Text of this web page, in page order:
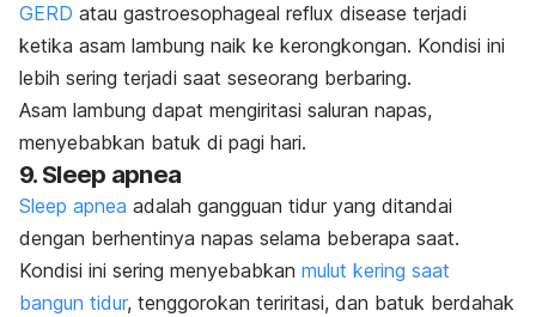
GERD atau gastroesophageal reflux disease terjadi
ketika asam lambung naik ke kerongkongan. Kondisi ini
lebih sering terjadi saat seseorang berbaring.
Asam lambung dapat mengiritasi saluran napas,
menyebabkan batuk di pagi hari.
9. Sleep apnea
Sleep apnea adalah gangguan tidur yang ditandai
dengan berhentinya napas selama beberapa saat.
Kondisi ini sering menyebabkan mulut kering saat
bangun tidur, tenggorokan teriritasi, dan batuk berdahak